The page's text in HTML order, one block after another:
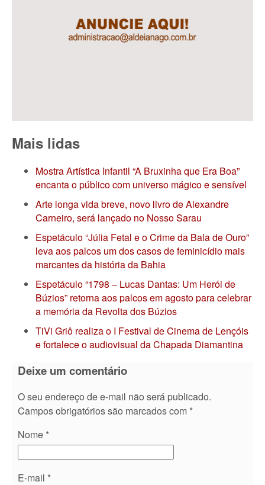
Mais lidas
Mostra Artística Infantil “A Bruxinha que Era Boa”
encanta o público com universo mágico e sensível
Arte longa vida breve, novo livro de Alexandre
Carneiro, será lançado no Nosso Sarau
Espetáculo “Júlia Fetal e o Crime da Bala de Ouro”
leva aos palcos um dos casos de feminicídio mais
marcantes da história da Bahia
Espetáculo “1798 – Lucas Dantas: Um Herói de
Búzios” retorna aos palcos em agosto para celebrar
a memória da Revolta dos Búzios
TiVi Griô realiza o I Festival de Cinema de Lençóis
e fortalece o audiovisual da Chapada Diamantina
Deixe um comentário
O seu endereço de e-mail não será publicado.
Campos obrigatórios são marcados com *
Nome *
E-mail *